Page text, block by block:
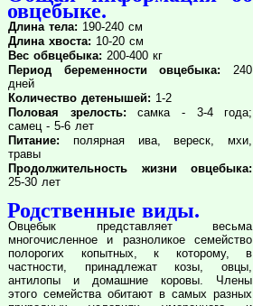
овцебыке.
Длина тела: 190-240 см
Длина хвоста: 10-20 см
Вес обвцебыка: 200-400 кг
Период беременности овцебыка: 240
дней
Количество детенышей: 1-2
Половая зрелость: самка - 3-4 года;
самец - 5-6 лет
Питание: полярная ива, вереск, мхи,
травы
Продолжительность жизни овцебыка:
25-30 лет
Родственные виды.
Овцебык представляет весьма
многочисленное и разноликое семейство
полорогих копытных, к которому, в
частности, принадлежат козы, овцы,
антилопы и домашние коровы. Члены
этого семейства обитают в самых разных